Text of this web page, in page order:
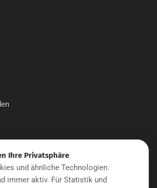
Ihre Privatsphäre
und ähnliche Technologien.
immer aktiv. Für Statistik und